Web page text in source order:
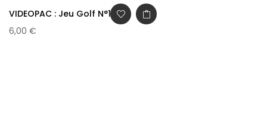
VIDEOPAC : Jeu Golf N°10
6,00 €